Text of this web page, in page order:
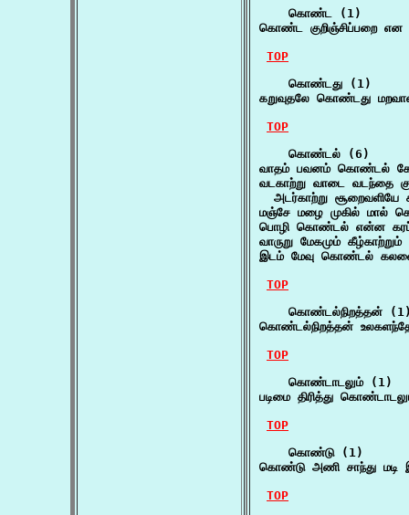
    கொண்ட (1)
கொண்ட குறிஞ்சிப்பறை என
TOP
    கொண்டது (1)
கறுவுதலே கொண்டது
TOP
    கொண்டல் (6)
வாதம் பவனம் கொண்டல்
வடகாற்று வாடை வடந்தை
அடர்காற்று சூறைவளியே
மஞ்சே மழை முகில்
பொழி கொண்டல் என்ன
வாருறு மேகமும்
இடம் மேவு கொண்டல்
TOP
கொண்டல்நிறத்தன்
கொண்டல்நிறத்தன்
TOP
    கொண்டாடலும் (1)
படிமை திரித்து
TOP
    கொண்டு (1)
கொண்டு அணி சாந்து
TOP